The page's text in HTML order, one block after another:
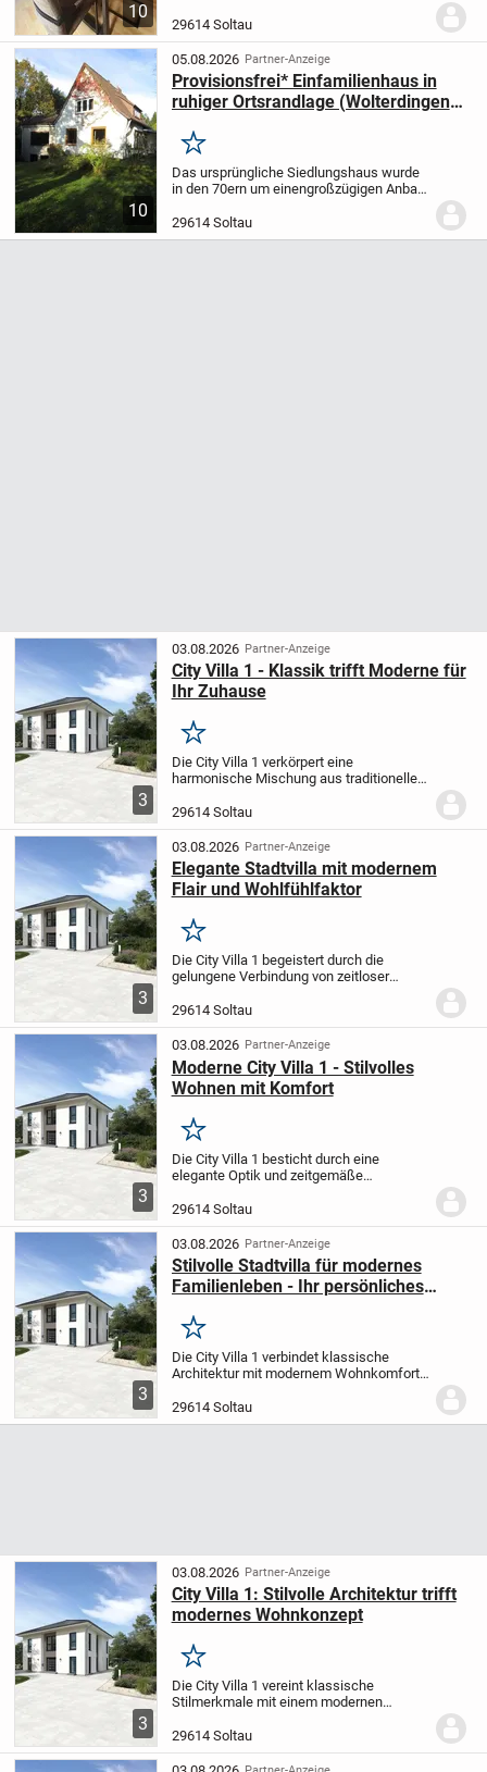
10
Freisitz im Erdgeschoss
Doppel-Carport, weitere zusätzliche
Außenstellplätzevermietet
29614 Soltau
10
05.08.2026 Partner-Anzeige
Provisionsfrei* Einfamilienhaus in
ruhiger Ortsrandlage (Wolterdingen-
Merken
Das ursprüngliche Siedlungshaus wurde
in den 70ern um einengroßzügigen Anbau
Auein einer ruhigen Ortsrandlage.
einem großen Grundstück ist es
29614 Soltau
3
03.08.2026 Partner-Anzeige
City Villa 1 - Klassik trifft Moderne für
Ihr Zuhause
Merken
Die City Villa 1 verkörpert eine
harmonische Mischung aus traditioneller
großzügige Wohn- und Essbereich
schafft Raum für entspannte
Familienabende sowie...
29614 Soltau
3
03.08.2026 Partner-Anzeige
Elegante Stadtvilla mit modernem
Flair und Wohlfühlfaktor
Merken
Die City Villa 1 begeistert durch die
gelungene Verbindung von zeitloser
Der weitläufige, offene Wohn- und
Essbereich bietet Ihnen und Ihrer Familie
beste...
29614 Soltau
3
03.08.2026 Partner-Anzeige
Moderne City Villa 1 - Stilvolles
Wohnen mit Komfort
Merken
Die City Villa 1 besticht durch eine
elegante Optik und zeitgemäße
Esszimmer eignet sich hervorragend für
gemeinsame Stunden mit Ihren Liebsten.
Im Obergeschoss...
29614 Soltau
3
03.08.2026 Partner-Anzeige
Stilvolle Stadtvilla für modernes
Familienleben - Ihr persönliches
Merken
Die City Villa 1 verbindet klassische
Architektur mit modernem Wohnkomfort.
der ideale Ort für entspannte Stunden mit
Ihren Liebsten oder gesellige Abende
29614 Soltau
3
03.08.2026 Partner-Anzeige
City Villa 1: Stilvolle Architektur trifft
modernes Wohnkonzept
Merken
Die City Villa 1 vereint klassische
Stilmerkmale mit einem modernen
für Wohnen und Essen schaffen eine
behagliche Atmosphäre - ideal für
entspannte Abende...
29614 Soltau